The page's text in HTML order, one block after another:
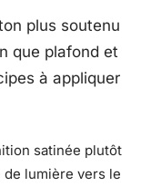
plus soutenu
que plafond et
à appliquer
satinée plutôt
de lumière vers le